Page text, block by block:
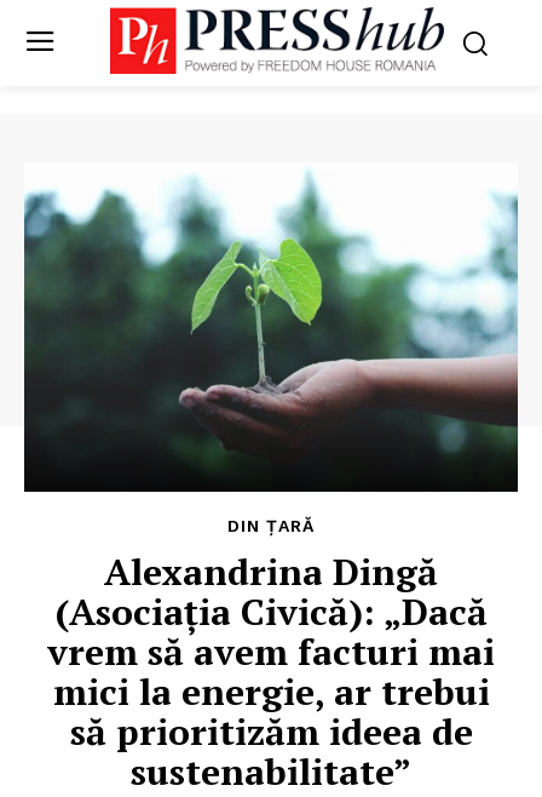
DIN ȚARĂ
Alexandrina Dingă
(Asociația Civică): „Dacă
vrem să avem facturi mai
mici la energie, ar trebui
să prioritizăm ideea de
sustenabilitate”